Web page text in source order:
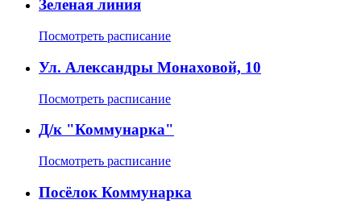
Зеленая линия
Посмотреть расписание
Ул. Александры Монаховой, 10
Посмотреть расписание
Д/к "Коммунарка"
Посмотреть расписание
Посёлок Коммунарка